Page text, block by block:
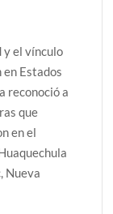
y el vínculo
Estados
reconoció a
que
en el
Nueva